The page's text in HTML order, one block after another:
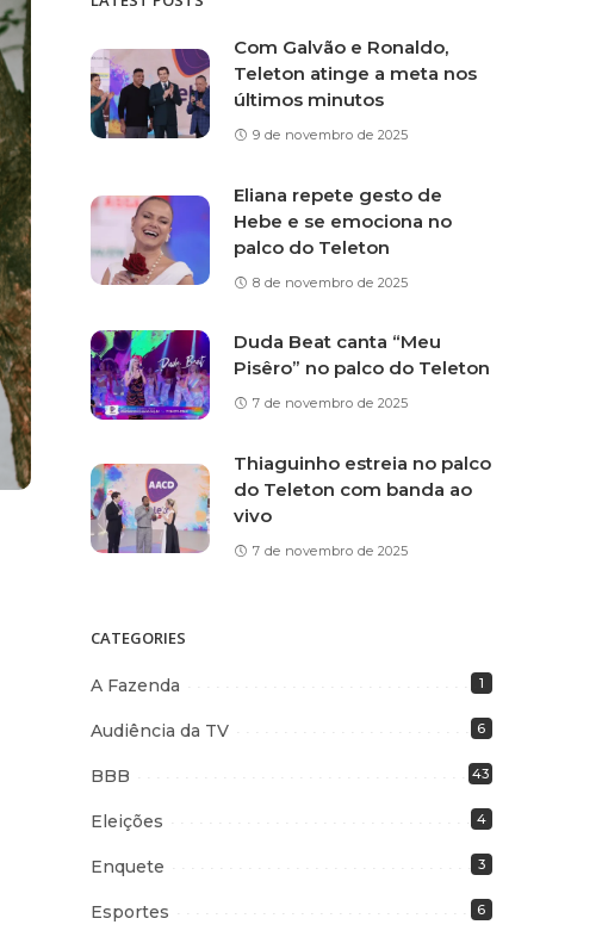
Com Galvão e Ronaldo,
Teleton atinge a meta nos
últimos minutos
9 de novembro de 2025
Eliana repete gesto de
Hebe e se emociona no
palco do Teleton
8 de novembro de 2025
Duda Beat canta “Meu
Pisêro” no palco do Teleton
7 de novembro de 2025
Thiaguinho estreia no palco
do Teleton com banda ao
vivo
7 de novembro de 2025
CATEGORIES
A Fazenda 1
Audiência da TV 6
BBB 43
Eleições 4
Enquete 3
Esportes 6